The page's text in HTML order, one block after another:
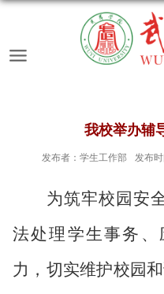
我校举办辅
发布者：学生工作部 发布
为筑牢校园安
法处理学生事务
力，切实维护校园和